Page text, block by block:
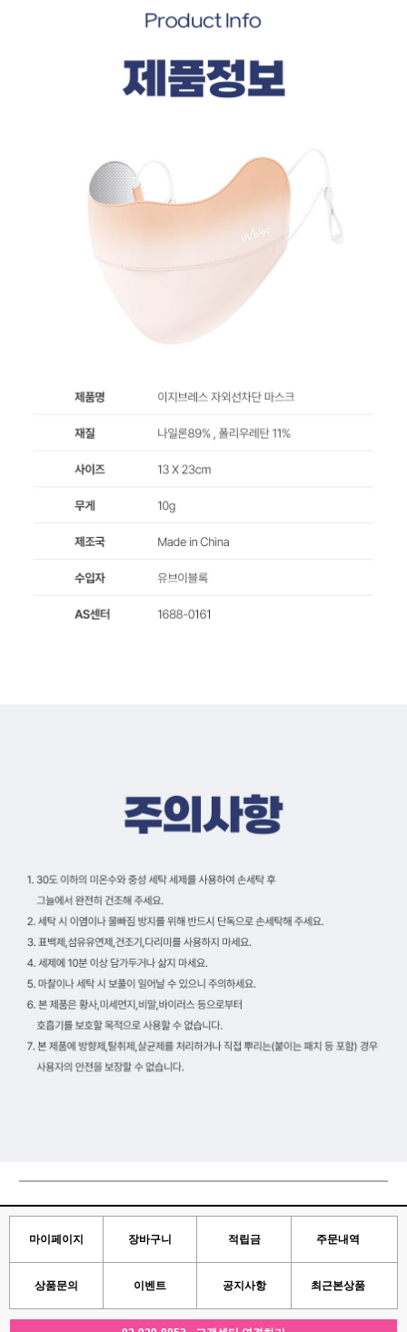
마이페이지 장바구니 적립금 주문내역
상품문의 이벤트 공지사항 최근본상품